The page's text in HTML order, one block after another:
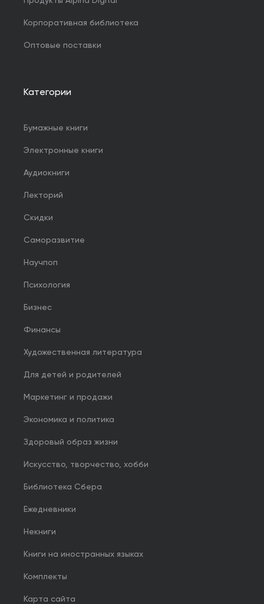
Корпоративная библиотека
Оптовые поставки
Категории
Бумажные книги
Электронные книги
Аудиокниги
Лекторий
Скидки
Саморазвитие
Научпоп
Психология
Бизнес
Финансы
Художественная литература
Для детей и родителей
Маркетинг и продажи
Экономика и политика
Здоровый образ жизни
Искусство, творчество, хобби
Библиотека Сбера
Ежедневники
Некниги
Книги на иностранных языках
Комплекты
Карта сайта